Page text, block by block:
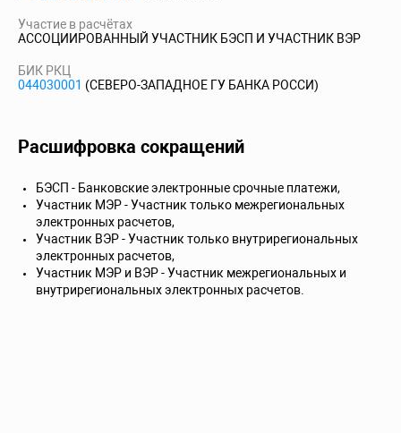
Участие в расчётах
АССОЦИИРОВАННЫЙ УЧАСТНИК БЭСП И УЧАСТНИК ВЭР
БИК РКЦ
044030001 (СЕВЕРО-ЗАПАДНОЕ ГУ БАНКА РОССИ)
Расшифровка сокращений
БЭСП - Банковские электронные срочные платежи,
Участник МЭР - Участник только межрегиональных
электронных расчетов,
Участник ВЭР - Участник только внутрирегиональных
электронных расчетов,
Участник МЭР и ВЭР - Участник межрегиональных и
внутрирегиональных электронных расчетов.